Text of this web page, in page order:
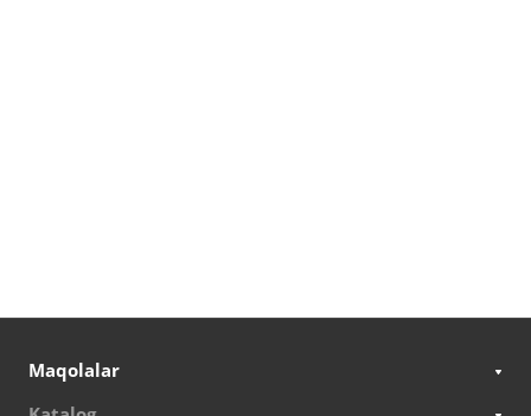
Maqolalar